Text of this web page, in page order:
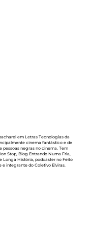
em Letras Tecnologias da
cinema fantástico e de
pessoas negras no cinema. Tem
Stop, Blog Entrando Numa Fria,
Longa História, podcaster no Feito
e integrante do Coletivo Elviras.